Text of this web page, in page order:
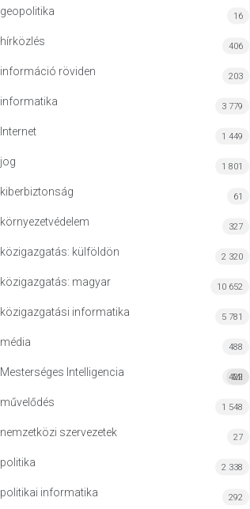
geopolitika 16
hírközlés 406
információ röviden 203
informatika 3 779
Internet 1 449
jog 1 801
kiberbiztonság 61
környezetvédelem 327
közigazgatás: külföldön 2 320
közigazgatás: magyar 10 652
közigazgatási informatika 5 781
média 488
Mesterséges Intelligencia MI
422
művelődés 1 548
nemzetközi szervezetek 27
politika 2 338
politikai informatika 292